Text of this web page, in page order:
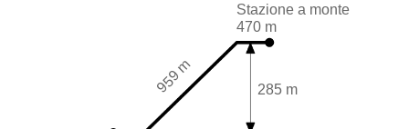
Stazione a monte
470 m
285 m
959 m